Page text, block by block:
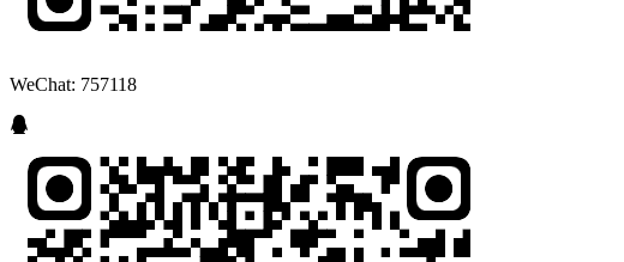
WeChat: 757118